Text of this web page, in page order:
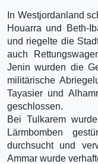
In Westjordanland
Houarra und Beth-
und riegelte die
auch
Jenin wurden die
militärische
Tayasier und
geschlossen.
Bei Tulkarem
Lärmbomben
durchsucht und
Ammar wurde